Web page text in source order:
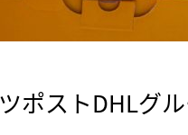
ポストDHLグ